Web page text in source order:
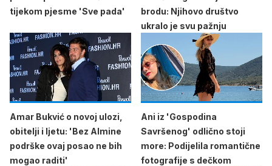
tijekom pjesme 'Sve pada'
brodu: Njihovo društvo
ukralo je svu pažnju
Amar Bukvić o novoj ulozi,
obitelji i ljetu: 'Bez Almine
podrške ovaj posao ne bih
mogao raditi'
Ani iz 'Gospodina
Savršenog' odlično stoji
more: Podijelila romantične
fotografije s dečkom